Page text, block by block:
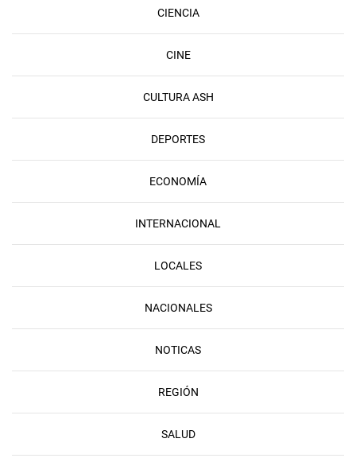
CIENCIA
CINE
CULTURA ASH
DEPORTES
ECONOMÍA
INTERNACIONAL
LOCALES
NACIONALES
NOTICAS
REGIÓN
SALUD